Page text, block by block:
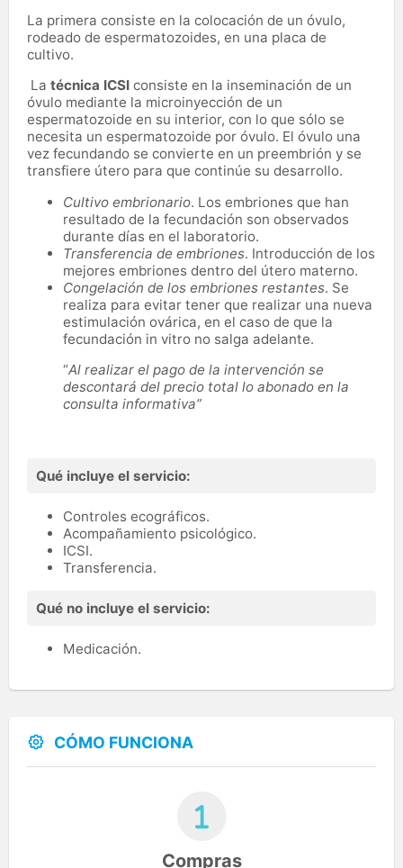
La primera consiste en la colocación de un óvulo,
rodeado de espermatozoides, en una placa de
cultivo.
La técnica ICSI consiste en la inseminación de un
óvulo mediante la microinyección de un
espermatozoide en su interior, con lo que sólo se
necesita un espermatozoide por óvulo. El óvulo una
vez fecundando se convierte en un preembrión y se
transfiere útero para que continúe su desarrollo.
Cultivo embrionario. Los embriones que han
resultado de la fecundación son observados
durante días en el laboratorio.
Transferencia de embriones. Introducción de los
mejores embriones dentro del útero materno.
Congelación de los embriones restantes. Se
realiza para evitar tener que realizar una nueva
estimulación ovárica, en el caso de que la
fecundación in vitro no salga adelante.
“Al realizar el pago de la intervención se
descontará del precio total lo abonado en la
consulta informativa”
Qué incluye el servicio:
Controles ecográficos.
Acompañamiento psicológico.
ICSI.
Transferencia.
Qué no incluye el servicio:
Medicación.
CÓMO FUNCIONA
Compras